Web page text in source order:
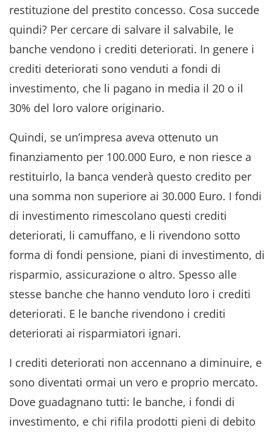
restituzione del prestito concesso. Cosa succede
quindi? Per cercare di salvare il salvabile, le
banche vendono i crediti deteriorati. In genere i
crediti deteriorati sono venduti a fondi di
investimento, che li pagano in media il 20 o il
30% del loro valore originario.
Quindi, se un’impresa aveva ottenuto un
finanziamento per 100.000 Euro, e non riesce a
restituirlo, la banca venderà questo credito per
una somma non superiore ai 30.000 Euro. I fondi
di investimento rimescolano questi crediti
deteriorati, li camuffano, e li rivendono sotto
forma di fondi pensione, piani di investimento, di
risparmio, assicurazione o altro. Spesso alle
stesse banche che hanno venduto loro i crediti
deteriorati. E le banche rivendono i crediti
deteriorati ai risparmiatori ignari.
I crediti deteriorati non accennano a diminuire, e
sono diventati ormai un vero e proprio mercato.
Dove guadagnano tutti: le banche, i fondi di
investimento, e chi rifila prodotti pieni di debito